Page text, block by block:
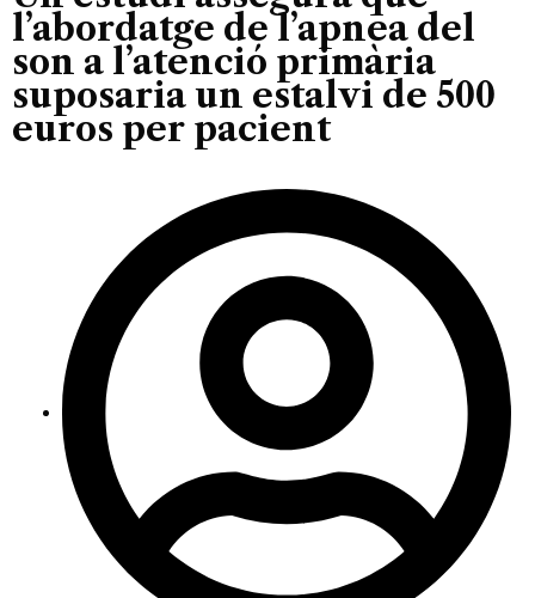
l’abordatge de l’apnea del
son a l’atenció primària
suposaria un estalvi de 500
euros per pacient